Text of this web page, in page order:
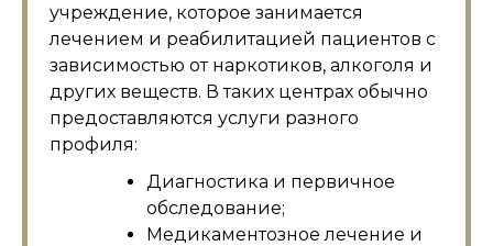
учреждение, которое занимается
лечением и реабилитацией пациентов с
зависимостью от наркотиков, алкоголя и
других веществ. В таких центрах обычно
предоставляются услуги разного
профиля:
Диагностика и первичное
обследование;
Медикаментозное лечение и